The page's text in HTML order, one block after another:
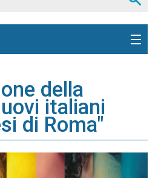
della
italiani
di Roma"